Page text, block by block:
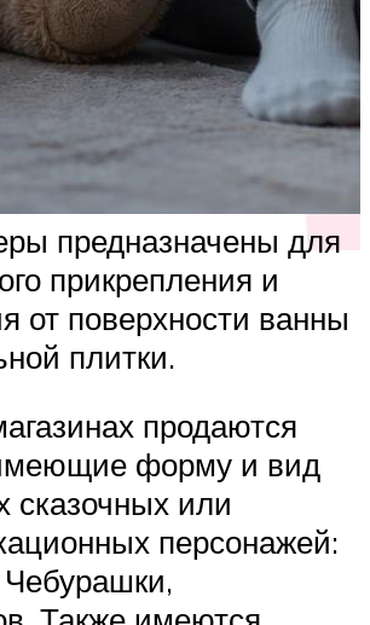
предназначены для
прикрепления и
от поверхности ванны
плитки.
продаются
форму и вид
сказочных или
персонажей: